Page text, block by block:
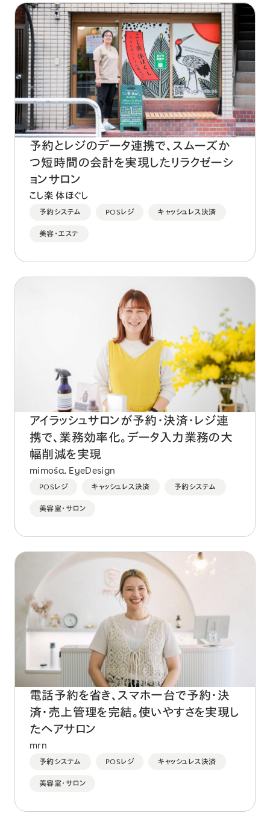
予約とレジのデータ連携で、スムーズか
つ短時間の会計を実現したリラクゼーシ
ョンサロン
こし楽 体ほぐし
予約システム POSレジ キャッシュレス決済
美容・エステ
アイラッシュサロンが予約・決済・レジ連
携で、業務効率化。データ入力業務の大
幅削減を実現
mimośa. EyeDesign
POSレジ キャッシュレス決済 予約システム
美容室・サロン
電話予約を省き、スマホ一台で予約・決
済・売上管理を完結。使いやすさを実現し
たヘアサロン
mrn
予約システム POSレジ キャッシュレス決済
美容室・サロン